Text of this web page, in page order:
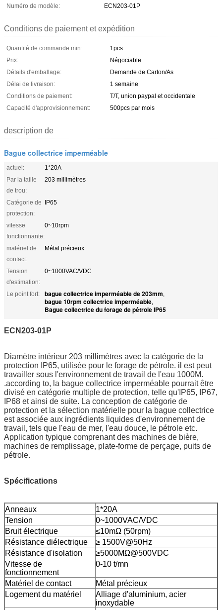
Numéro de modèle:
ECN203-01P
Conditions de paiement et expédition
Quantité de commande min:
1pcs
Prix:
Négociable
Détails d'emballage:
Demande de Carton/As
Délai de livraison:
1 semaine
Conditions de paiement:
T/T, union paypal et occidentale
Capacité d'approvisionnement:
500pcs par mois
description de
Bague collectrice imperméable
actuel:
1*20A
Par la taille
de trou:
203 millimètres
Catégorie de
protection:
IP65
vitesse
fonctionnante:
0~10rpm
matériel de
contact:
Métal précieux
Tension
d'estimation:
0~1000VAC/VDC
Le point fort: bague collectrice imperméable de 203mm,
bague 10rpm collectrice imperméable,
Bague collectrice du forage de pétrole IP65
ECN203-01P
Diamètre intérieur 203 millimètres avec la catégorie de la
protection IP65, utilisée pour le forage de pétrole. il est peut
travailler sous l'environnement de travail de l'eau 1000M.
.according to, la bague collectrice imperméable pourrait être
divisé en catégorie multiple de protection, telle qu'IP65, IP67,
IP68 et ainsi de suite. La conception de catégorie de
protection et la sélection matérielle pour la bague collectrice
est associée aux ingrédients liquides d'environnement de
travail, tels que l'eau de mer, l'eau douce, le pétrole etc.
Application typique comprenant des machines de bière,
machines de remplissage, plate-forme de perçage, puits de
pétrole.
Spécifications
Anneaux
1*20A
Tension
0~1000VAC/VDC
Bruit électrique
≤10mΩ (50rpm)
Résistance diélectrique
≥ 1500V@50Hz
Résistance d'isolation
≥5000MΩ@500VDC
Vitesse de
fonctionnement
0-10 t/mn
Matériel de contact
Métal précieux
Logement du matériel
Alliage d'aluminium, acier
inoxydable